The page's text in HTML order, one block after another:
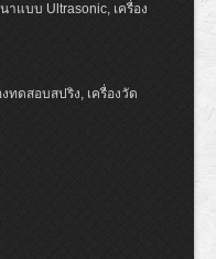
แบบ Ultrasonic, เครื่อง
ทดสอบสปริง, เครื่องวัด